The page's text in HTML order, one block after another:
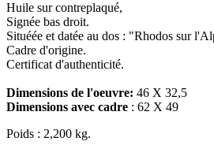
Huile sur contreplaqué,
Signée bas droit.
Situéée et datée au dos : "Rhodos sur
Cadre d'origine.
Certificat d'authenticité.
Dimensions de l'oeuvre: 46 X 32,5
Dimensions avec cadre : 62 X 49
Poids : 2,200 kg.